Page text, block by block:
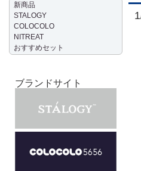
新商品
STALOGY
COLOCOLO
NITREAT
おすすめセット
ブランドサイト